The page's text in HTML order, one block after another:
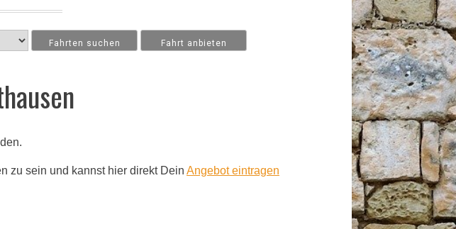
zu sein und kannst hier direkt Dein Angebot eintragen